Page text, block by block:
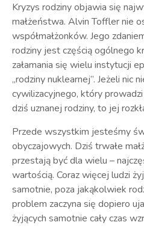
Kryzys rodziny objawia się
małżeństwa. Alvin Toffler nie
współmałżonków. Jego
rodziny jest częścią ogólnego
załamania się wielu instytucji
„rodziny nuklearnej”. Jeżeli nic
cywilizacyjnego, który
dziś uznanej rodziny, to jej
Przede wszystkim jesteśmy
obyczajowych. Dziś trwałe
przestają być dla wielu –
wartością. Coraz więcej ludzi
samotnie, poza jakąkolwiek
problem zaczyna się dopiero
żyjących samotnie cały czas